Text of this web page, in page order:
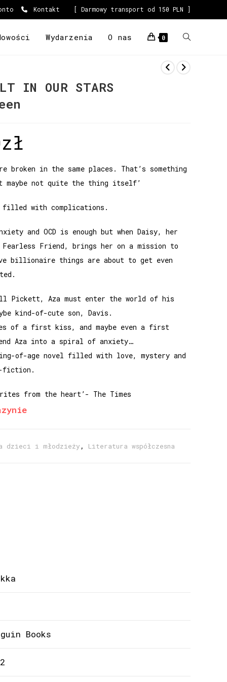
Kontakt [ Darmowy transport od 150 PLN ]
Wydarzenia O nas 0
IN OUR STARS
zł
broken in the same places. That’s something
not quite the thing itself’
with complications.
and OCD is enough but when Daisy, her
Fearless Friend, brings her on a mission to
billionaire things are about to get even
Pickett, Aza must enter the world of his
kind-of-cute son, Davis.
of a first kiss, and maybe even a first
Aza into a spiral of anxiety…
of-age novel filled with love, mystery and
fiction.
from the heart’- The Times
dzieci i młodzieży , Literatura współczesna
Books